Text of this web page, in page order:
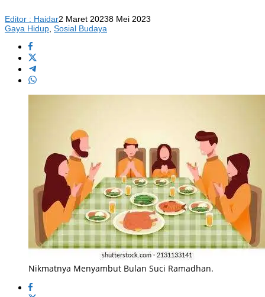
Editor : Haidar2 Maret 20238 Mei 2023
Gaya Hidup Sosial Budaya
Nikmatnya Menyambut Bulan Suci Ramadhan.